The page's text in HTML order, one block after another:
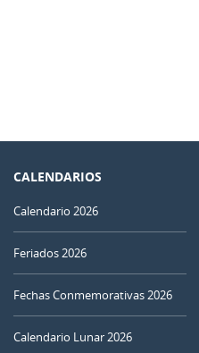
CALENDARIOS
Calendario 2026
Feriados 2026
Fechas Conmemorativas 2026
Calendario Lunar 2026